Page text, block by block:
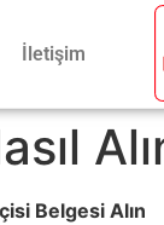
İletişim
Belgesi Alın